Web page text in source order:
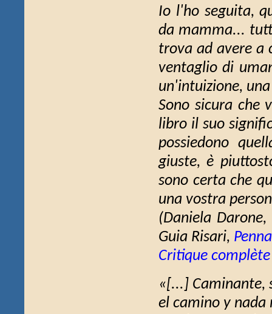
Io l'ho seguita,
da mamma...
trova ad avere a
ventaglio di
un'intuizione,
Sono sicura che
libro il suo
possiedono
giuste, è
sono certa che
una vostra
(Daniela Darone,
Guia Risari,
Critique complète
«[...] Caminante,
el camino y nada